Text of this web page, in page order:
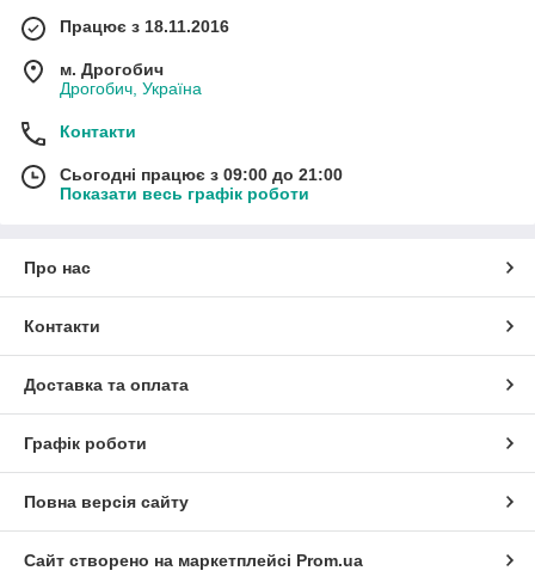
Працює з 18.11.2016
м. Дрогобич
Дрогобич, Україна
Контакти
Сьогодні працює з 09:00 до 21:00
Показати весь графік роботи
Про нас
Контакти
Доставка та оплата
Графік роботи
Повна версія сайту
Сайт створено на маркетплейсі Prom.ua